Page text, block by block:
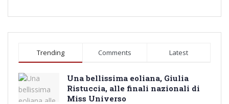
Trending Comments Latest
Una bellissima eoliana, Giulia
Ristuccia, alle finali nazionali di
Miss Universo